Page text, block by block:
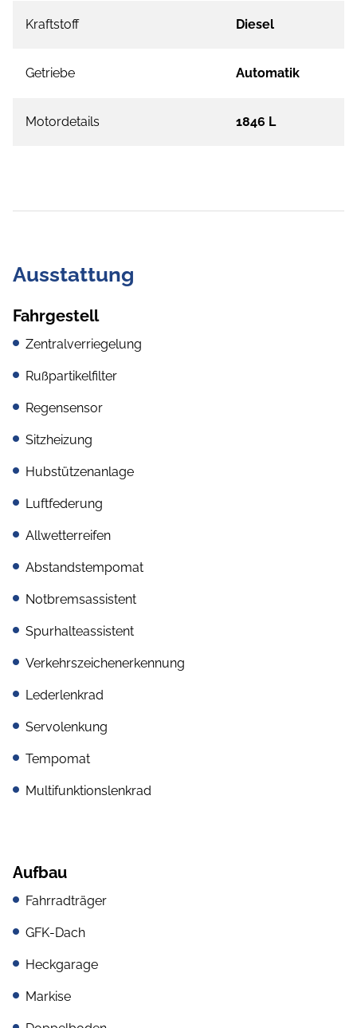
Kraftstoff Diesel
Getriebe Automatik
Motordetails 1846 L
Ausstattung
Fahrgestell
Zentralverriegelung
Rußpartikelfilter
Regensensor
Sitzheizung
Hubstützenanlage
Luftfederung
Allwetterreifen
Abstandstempomat
Notbremsassistent
Spurhalteassistent
Verkehrszeichenerkennung
Lederlenkrad
Servolenkung
Tempomat
Multifunktionslenkrad
Aufbau
Fahrradträger
GFK-Dach
Heckgarage
Markise